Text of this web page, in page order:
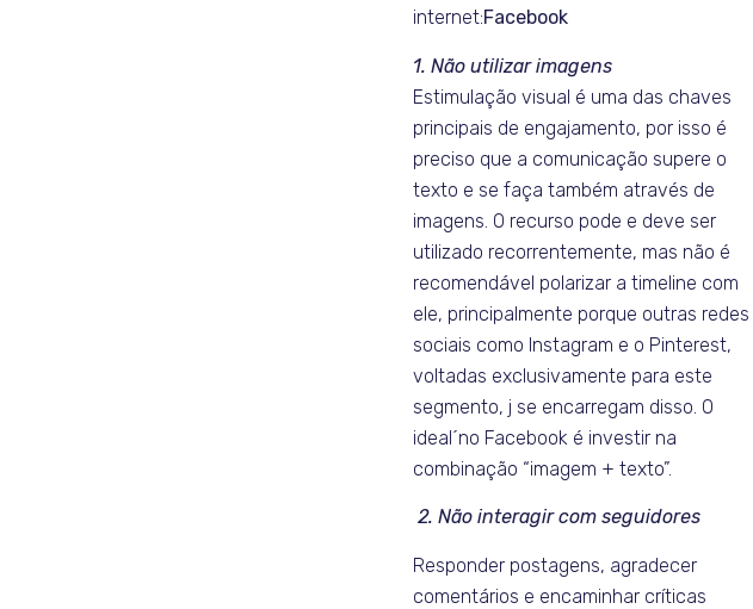
internet:Facebook
1. Não utilizar imagens
Estimulação visual é uma das chaves
principais de engajamento, por isso é
preciso que a comunicação supere o
texto e se faça também através de
imagens. O recurso pode e deve ser
utilizado recorrentemente, mas não é
recomendável polarizar a timeline com
ele, principalmente porque outras redes
sociais como Instagram e o Pinterest,
voltadas exclusivamente para este
segmento, j se encarregam disso. O
ideal´no Facebook é investir na
combinação “imagem + texto”.
2. Não interagir com seguidores
Responder postagens, agradecer
comentários e encaminhar críticas